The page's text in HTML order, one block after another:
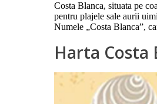
Costa Blanca, situata pe
pentru plajele sale aurii
Numele „Costa Blanca”,
Harta Costa